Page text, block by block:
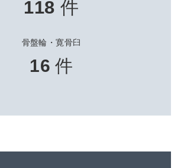
118 件
骨盤輪・寛骨臼
16 件